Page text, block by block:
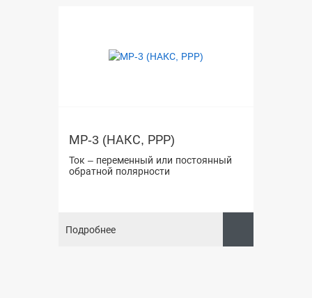
МР-3 (НАКС, РРР)
Ток – переменный или постоянный
обратной полярности
Подробнее